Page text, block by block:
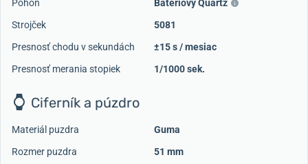
Pohon
Batériový Quartz
Strojček
5081
Presnosť chodu v sekundách
±15 s / mesiac
Presnosť merania stopiek
1/1000 sek.
Ciferník a púzdro
Materiál puzdra
Guma
Rozmer puzdra
51 mm